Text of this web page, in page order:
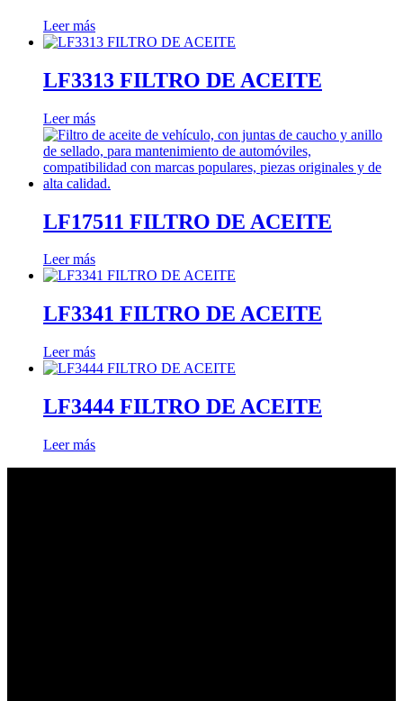
Leer más
LF3313 FILTRO DE ACEITE
Leer más
LF17511 FILTRO DE ACEITE
Leer más
LF3341 FILTRO DE ACEITE
Leer más
LF3444 FILTRO DE ACEITE
Leer más